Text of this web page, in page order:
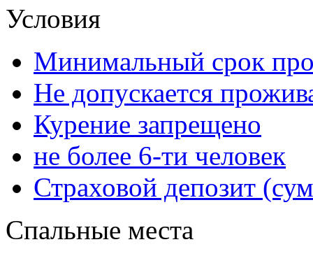
Условия
Минимальный срок
Не допускается
Курение запрещено
не более 6-ти человек
Страховой депозит
Спальные места